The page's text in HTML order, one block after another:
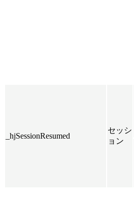
_hjSessionResumed
セッシ
ョン